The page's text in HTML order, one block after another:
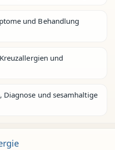
und Behandlung
und
Diagnose und sesamhaltige